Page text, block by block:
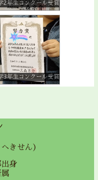
2年生コンクール受賞
3年生コンクール受賞
きせん）
身
属